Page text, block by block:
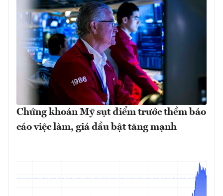
Chứng khoán Mỹ sụt điểm trước thềm báo
cáo việc làm, giá dầu bật tăng mạnh